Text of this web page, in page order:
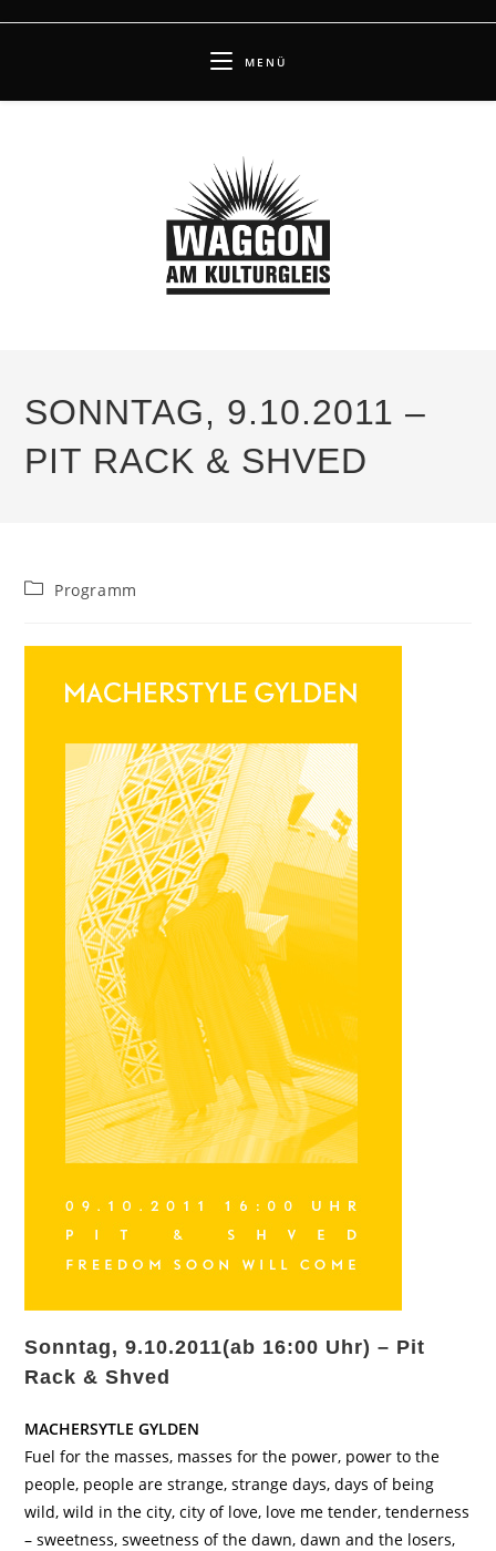
MENÜ
SONNTAG, 9.10.2011 –
PIT RACK & SHVED
Beitrags-
Programm
Sonntag, 9.10.2011(ab 16:00 Uhr) – Pit
Rack & Shved
MACHERSYTLE GYLDEN
Fuel for the masses, masses for the power, power to the
people, people are strange, strange days, days of being
wild, wild in the city, city of love, love me tender, tenderness
– sweetness, sweetness of the dawn, dawn and the losers,